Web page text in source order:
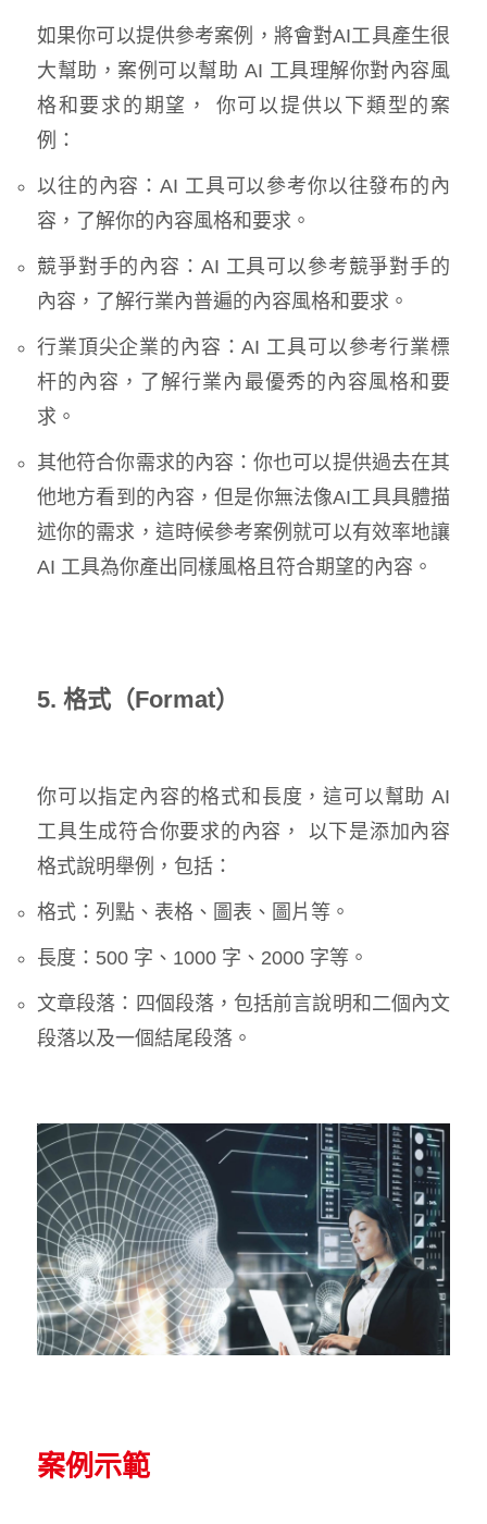
如果你可以提供參考案例，將會對AI工具產生很
大幫助，案例可以幫助 AI 工具理解你對內容風
格和要求的期望， 你可以提供以下類型的案
例：
以往的內容：AI 工具可以參考你以往發布的內
容，了解你的內容風格和要求。
競爭對手的內容：AI 工具可以參考競爭對手的
內容，了解行業內普遍的內容風格和要求。
行業頂尖企業的內容：AI 工具可以參考行業標
杆的內容，了解行業內最優秀的內容風格和要
求。
其他符合你需求的內容：你也可以提供過去在其
他地方看到的內容，但是你無法像AI工具具體描
述你的需求，這時候參考案例就可以有效率地讓
AI 工具為你產出同樣風格且符合期望的內容。
5. 格式（Format）
你可以指定內容的格式和長度，這可以幫助 AI
工具生成符合你要求的內容， 以下是添加內容
格式說明舉例，包括：
格式：列點、表格、圖表、圖片等。
長度：500 字、1000 字、2000 字等。
文章段落：四個段落，包括前言說明和二個內文
段落以及一個結尾段落。
案例示範